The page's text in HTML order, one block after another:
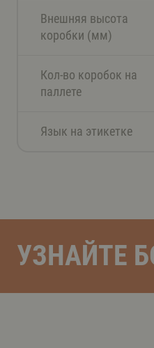
Внешняя высота
коробки (мм)
Кол-во коробок на
паллете
Язык на этикетке
УЗНАЙТЕ